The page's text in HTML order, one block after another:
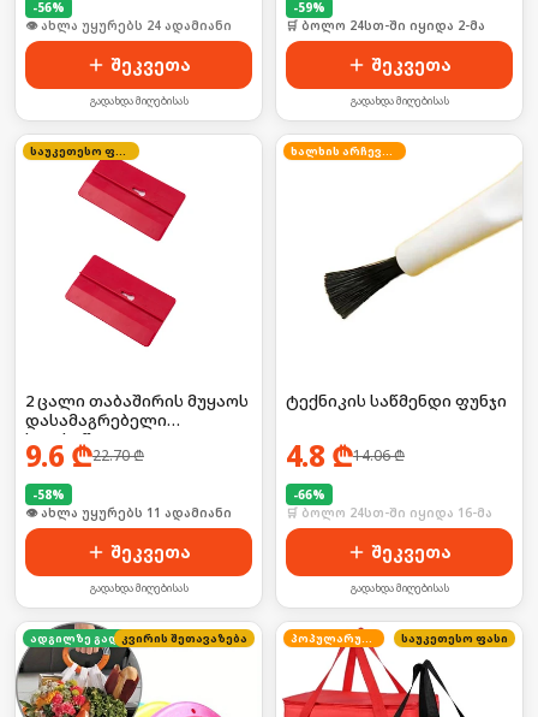
-56%
🛒 ბოლო 24სთ-ში იყიდა 37-მა
შეკვეთა
გადახდა მიღებისას
-59%
🛒 ბოლო 24სთ-ში იყიდა 2-მა
შეკვეთა
გადახდა მიღებისას
საუკეთესო ფასი
2 ცალი თაბაშირის მუყაოს
დასამაგრებელი
ხელსაწყო
9.6 ₾22.70₾
-58%
🛒 ბოლო 24სთ-ში იყიდა 19-მა
შეკვეთა
გადახდა მიღებისას
ხალხის არჩევანი
ტექნიკის საწმენდი ფუნჯი
4.8 ₾14.06₾
-66%
🛒 ბოლო 24სთ-ში იყიდა 16-მა
შეკვეთა
გადახდა მიღებისას
ადგილზე გადახდა
კვირის შეთავაზება პოპულარული საუკეთესო ფასი